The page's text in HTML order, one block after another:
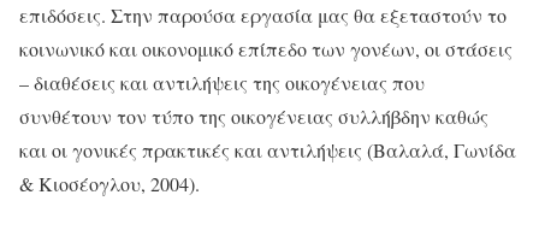
επιδόσεις. Στην παρούσα εργασία μας θα εξεταστούν το
κοινωνικό και οικονομικό επίπεδο των γονέων, οι στάσεις
– διαθέσεις και αντιλήψεις της οικογένειας που
συνθέτουν τον τύπο της οικογένειας συλλήβδην καθώς
και οι γονικές πρακτικές και αντιλήψεις (Βαλαλά, Γωνίδα
& Κιοσέογλου, 2004).